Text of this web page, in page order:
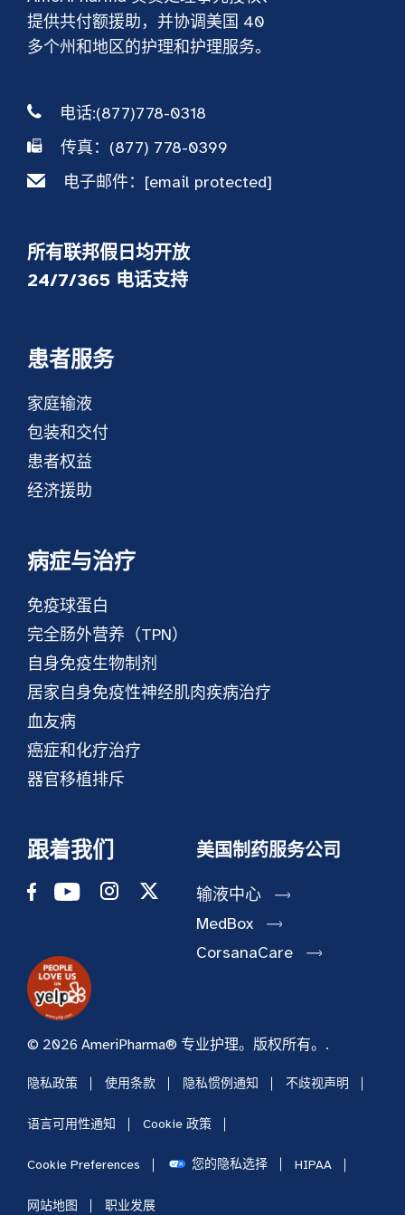
提供共付额援助，并协调美国 40
多个州和地区的护理和护理服务。
电话:(877)778-0318
传真：(877) 778-0399
电子邮件： [email protected]
所有联邦假日均开放
24/7/365 电话支持
患者服务
家庭输液
包装和交付
患者权益
经济援助
病症与治疗
免疫球蛋白
完全肠外营养（TPN）
自身免疫生物制剂
居家自身免疫性神经肌肉疾病治疗
血友病
癌症和化疗治疗
器官移植排斥
跟着我们 美国制药服务公司
输液中心
MedBox
CorsanaCare
© 2026 AmeriPharma® 专业护理。版权所有。.
隐私政策 使用条款 隐私惯例通知 不歧视声明
语言可用性通知 Cookie 政策
Cookie Preferences 您的隐私选择 HIPAA
网站地图 职业发展